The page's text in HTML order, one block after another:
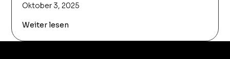
Oktober 3, 2025
Weiter lesen